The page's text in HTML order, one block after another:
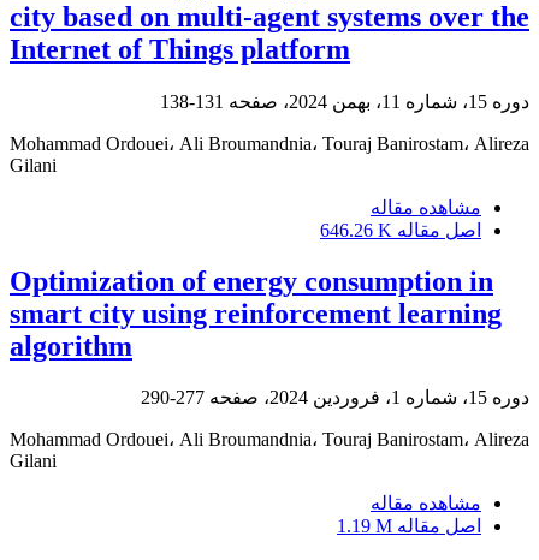
city based on multi-agent systems over the
Internet of Things platform
دوره 15، شماره 11، بهمن 2024، صفحه 131-138
Mohammad Ordouei، Ali Broumandnia، Touraj Banirostam، Alireza
Gilani
مشاهده مقاله
اصل مقاله 646.26 K
Optimization of energy consumption in
smart city using reinforcement learning
algorithm
دوره 15، شماره 1، فروردین 2024، صفحه 277-290
Mohammad Ordouei، Ali Broumandnia، Touraj Banirostam، Alireza
Gilani
مشاهده مقاله
اصل مقاله 1.19 M